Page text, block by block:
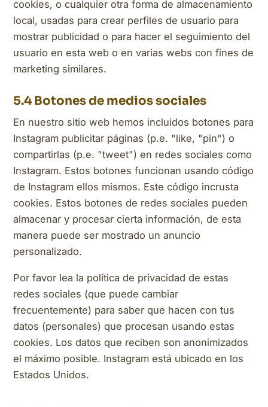
cookies, o cualquier otra forma de almacenamiento
local, usadas para crear perfiles de usuario para
mostrar publicidad o para hacer el seguimiento del
usuario en esta web o en varias webs con fines de
marketing similares.
5.4 Botones de medios sociales
En nuestro sitio web hemos incluidos botones para
Instagram publicitar páginas (p.e. "like, "pin") o
compartirlas (p.e. "tweet") en redes sociales como
Instagram. Estos botones funcionan usando código
de Instagram ellos mismos. Este código incrusta
cookies. Estos botones de redes sociales pueden
almacenar y procesar cierta información, de esta
manera puede ser mostrado un anuncio
personalizado.
Por favor lea la política de privacidad de estas
redes sociales (que puede cambiar
frecuentemente) para saber que hacen con tus
datos (personales) que procesan usando estas
cookies. Los datos que reciben son anonimizados
el máximo posible. Instagram está ubicado en los
Estados Unidos.